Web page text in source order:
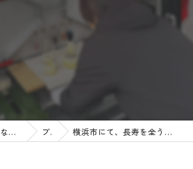
横須賀市のペット火葬なら訪問ペット火葬 ペットメモリアル神奈川 ブログ 横浜市にて、長寿を全うした愛猫のためのペット火葬のお手伝いを...